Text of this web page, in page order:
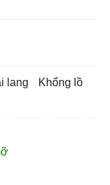
lang
khổng lồ